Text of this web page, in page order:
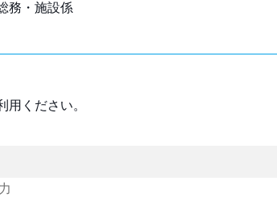
・施設係
用ください。